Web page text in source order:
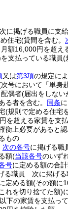
に掲げる職員に支給
住宅(貸間を含む。
額16,000円を超え
を支払っている職員(
又は第3項の規定に
号において「単身
偶者(届出をしない
る者を含む。 同条
(規則で定める住宅
を超える家賃を支
衡上必要があると
もの
次の各号に掲げる職
額(当該各号のいず
号に定める額の合
る職員 次に掲げる
定める額(その額に
れを切り捨てた額)
下の家賃を支払っ